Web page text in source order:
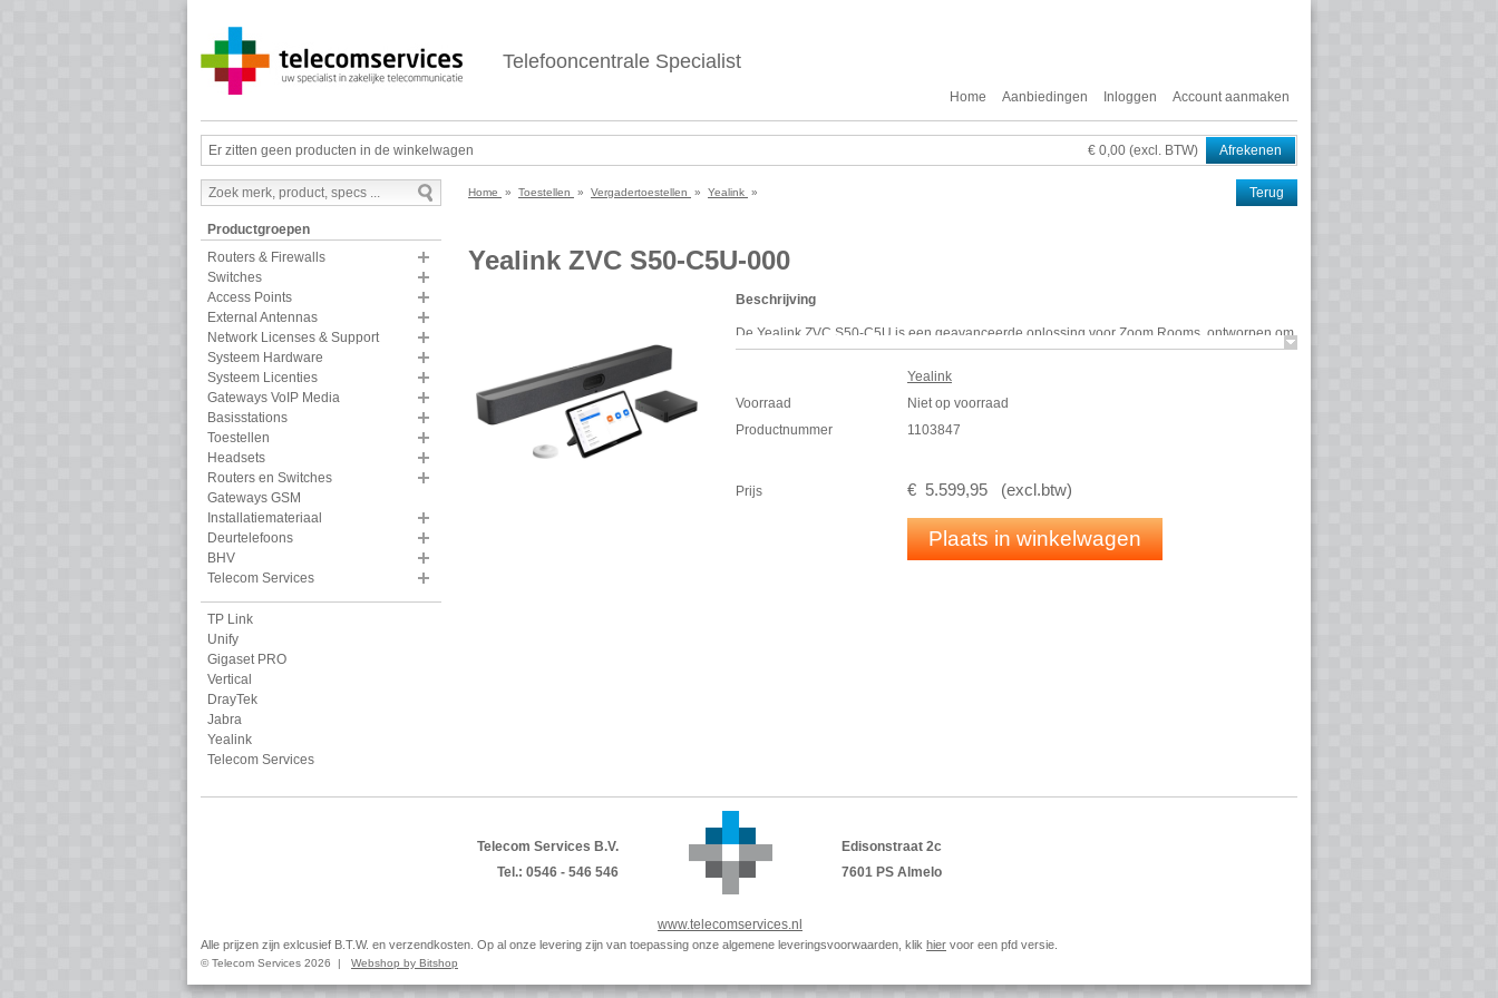
Telefooncentrale Specialist
Home Aanbiedingen Inloggen Account aanmaken
Er zitten geen producten in de winkelwagen € 0,00 (excl. BTW) Afrekenen
Productgroepen
Routers & Firewalls
Switches
Access Points
External Antennas
Network Licenses & Support
Systeem Hardware
Systeem Licenties
Gateways VoIP Media
Basisstations
Toestellen
Headsets
Routers en Switches
Gateways GSM
Installatiemateriaal
Deurtelefoons
BHV
Telecom Services
TP Link
Unify
Gigaset PRO
Vertical
DrayTek
Jabra
Yealink
Telecom Services
Home » Toestellen » Vergadertoestellen » Yealink » Terug
Yealink ZVC S50-C5U-000
Beschrijving
De Yealink ZVC S50-C5U is een geavanceerde oplossing voor Zoom Rooms, ontworpen om
de samenwerking te verbeteren en is ideaal voor middelgrote tot grote vergaderruimten.
Deze set omvat de nieuwe generatie mini-pc, MCore 4, het grootbeeld-aanraakpaneel,
intelligente detectiesensor, RoomSensor.
Naadloze vergaderervaring met native Microsoft Teams Rooms-integratie
Realtime delen van inhoud voor verbeterde samenwerking
Eenvoudige implementatie en gebruiksvriendelijk
Yealink
Voorraad
Niet op voorraad
Productnummer
1103847
Prijs € 5.599,95 (excl.btw)
Plaats in winkelwagen
Telecom Services B.V.
Edisonstraat 2c
Tel.: 0546 - 546 546
7601 PS Almelo
www.telecomservices.nl
Alle prijzen zijn exlcusief B.T.W. en verzendkosten. Op al onze levering zijn van toepassing onze algemene leveringsvoorwaarden, klik hier voor een pfd versie.
© Telecom Services 2026 | Webshop by Bitshop